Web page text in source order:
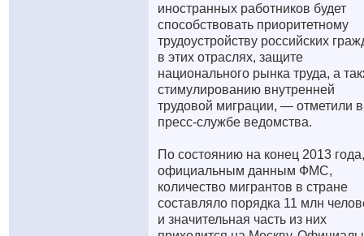
иностранных работников будет
способствовать приоритетному
трудоустройству российских
в этих отраслях, защите
национального рынка труда, а
стимулированию внутренней
трудовой миграции, — отметили в
пресс-службе ведомства.
По состоянию на конец 2013
официальным данным ФМС,
количество мигрантов в стране
составляло порядка 11 млн
и значительная часть из них